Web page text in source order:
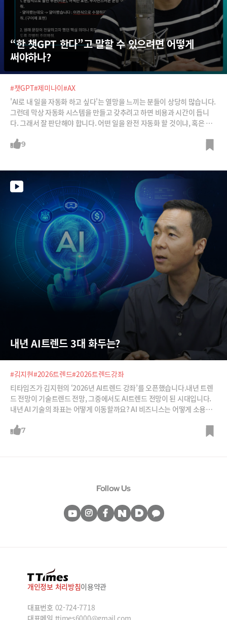
“한 챗GPT 한다”고 말할 수 있으려면 어떻게
써야하나?
#챗GPT#제미나이#AX
'AI로 내 일을 자동화 하고 싶다'는 열망을 느끼는 분들이 상당히 많습니다.
그런데 막상 자동화 시스템을 만들고 갖추려고 하면 비용과 시간이 듭니
다. 그래서 잘 판단해야 합니다. 어떤 일을 완전 자동화 할 것이냐, 혹은 사
한 판단이죠. 회사에서, 그리고 개인적으로 어떤 일을 자동화 해야하고 어
9
내년 AI트렌드 3대 화두는?
#김지현#2026트렌드#2026트렌드강좌
티타임즈가 김지현의 ‘2026년 AI트렌드 강좌’를 오픈했습니다.내년 트렌
드 전망이 기술트렌드 전망, 그중에서도 AI트렌드 전망이 된 시대입니다.
내년 AI 기술의 좌표는 어떻게 이동할까요? AI 비즈니스는 어떻게 소용돌
해야 한다고 합니다. 1. 에이전트이코노미 본격화 2. 메타버스의 부활 3. 스
7
Follow Us
개인정보 처리방침이용약관
대표번호 02-724-7718